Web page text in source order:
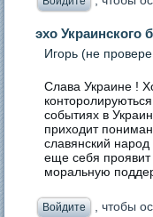
эхо Украинского
Игорь (не
Слава Украине !
событиях в
приходит
славянский народ
еще себя проявит
моральную
Войдите , чтобы